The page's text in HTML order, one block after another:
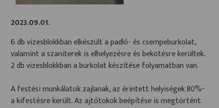
2023.09.01.
6 db vizesblokkban elkészült a padló- és csempeburkolat,
valamint a szaniterek is elhelyezésre és bekötésre kerültek.
2 db vizesblokkban a burkolat készítése folyamatban van.
A festési munkálatok zajlanak, az érintett helyiségek 80%-
a kifestésre került. Az ajtótokok beépítése is megtörtént.